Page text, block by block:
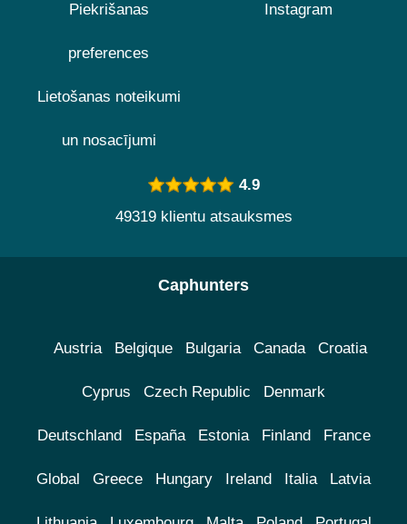
Piekrišanas
preferences
Lietošanas noteikumi
un nosacījumi
Instagram
4.9
49319 klientu atsauksmes
Caphunters
Austria Belgique Bulgaria Canada Croatia
Cyprus Czech Republic Denmark
Deutschland España Estonia Finland France
Global Greece Hungary Ireland Italia Latvia